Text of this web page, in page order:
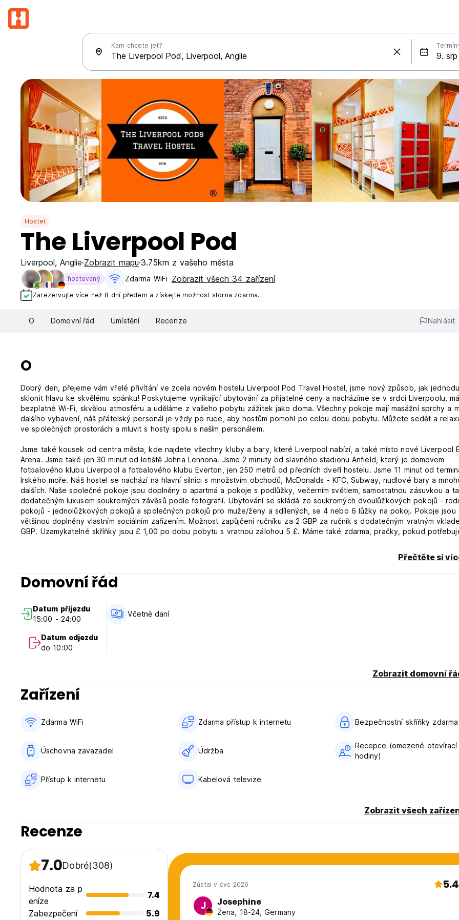
Kam chcete jet?
Hostel
The Liverpool Pod
Liverpool, Anglie Zobrazit mapu 3.75km z vašeho města
hostovaný Zdarma WiFi Zobrazit všech 34 zařízení
Zarezervujte více než 8 dní předem a získejte možnost storna zdarma.
O Domovní řád Umístění Recenze Nahlásit
O
Dobrý den, přejeme vám vřelé přivítání ve zcela novém hostelu Liverpool Pod Travel Hostel, jsme nový způsob, jak
sklonit hlavu ke skvělému spánku! Poskytujeme vynikající ubytování za přijatelné ceny a nacházíme se v srdci Liverpoolu,
bezplatné Wi-Fi, skvělou atmosféru a uděláme z vašeho pobytu zážitek jako doma. Všechny pokoje mají masážní sprchy a
dalšího vybavení, náš přátelský personál je vždy po ruce, aby hostům pomohl po celou dobu pobytu. Můžete sedět a
ve společných prostorách a mluvit s hosty spolu s naším personálem.
Jsme také kousek od centra města, kde najdete všechny kluby a bary, které Liverpool nabízí, a také místo nové Liverpool
Arena. Jsme také jen 30 minut od letiště Johna Lennona. Jsme 2 minuty od slavného stadionu Anfield, který je domovem
fotbalového klubu Liverpool a fotbalového klubu Everton, jen 250 metrů od předních dveří hostelu. Jsme 11 minut od
Irského moře. Náš hostel se nachází na hlavní silnici s množstvím obchodů, McDonalds - KFC, Subway, nudlové bary a
dalších. Naše společné pokoje jsou doplněny o apartmá a pokoje s podlůžky, večerním světlem, samostatnou zásuvkou a
dodatečným luxusem soukromých závěsů podle fotografií. Ubytování se skládá ze soukromých dvoulůžkových pokojů -
pokojů - jednolůžkových pokojů a společných pokojů pro muže/ženy a sdílených, se 4 nebo 6 lůžky na pokoj. Pokoje jsou
většinou doplněny vlastním sociálním zařízením. Možnost zapůjčení ručníku za 2 GBP za ručník s dodatečným vratným
GBP. Uzamykatelné skříňky jsou £ 1,00 po dobu pobytu s vratnou zálohou 5 £. Máme také zdarma, pračky, pokud
Upozorňujeme, že The Pod má věkové omezení od 18 do 38 let. Hostům mimo tuto věkovou kategorii nabízíme ubytování v
Pokoje podléhají pravidlům maximální obsazenosti stanoveným hostelem. (Auto-translated from original language)
Přečtěte si
Domovní řád
Datum příjezdu
15:00 - 24:00
Datum odjezdu
do 10:00
Včetně daní
Zobrazit domovní
Zařízení
Zdarma WiFi Zdarma přístup k internetu Bezpečnostní skříňky zdarma
Úschovna zavazadel Údržba
Recepce (omezené otevírací
hodiny)
Přístup k internetu Kabelová televize
Zobrazit všech
Recenze
7.0Dobré(308)
Hodnota za p
eníze
7.4
Zabezpečení
5.9
Zůstal v čvc 2026 5.4
J Josephine
Žena, 18-24, Germany